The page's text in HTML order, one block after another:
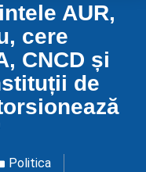
AUR,
cere
CNCD și
de
Politica